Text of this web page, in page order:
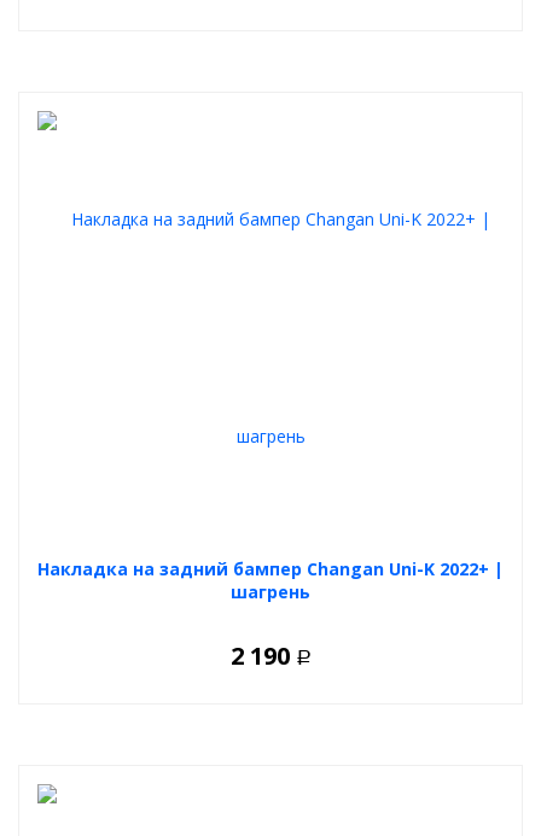
Накладка на задний бампер Changan Uni-K 2022+ |
шагрень
2 190 Р